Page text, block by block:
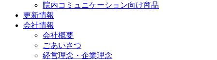
院内コミュニケーション向け商品
更新情報
会社情報
会社概要
ごあいさつ
経営理念・企業理念